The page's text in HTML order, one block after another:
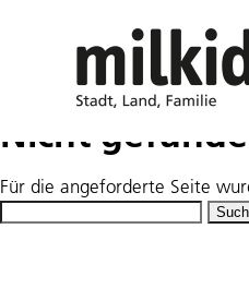
Nicht
Für die angeforderte Seite
Suchen